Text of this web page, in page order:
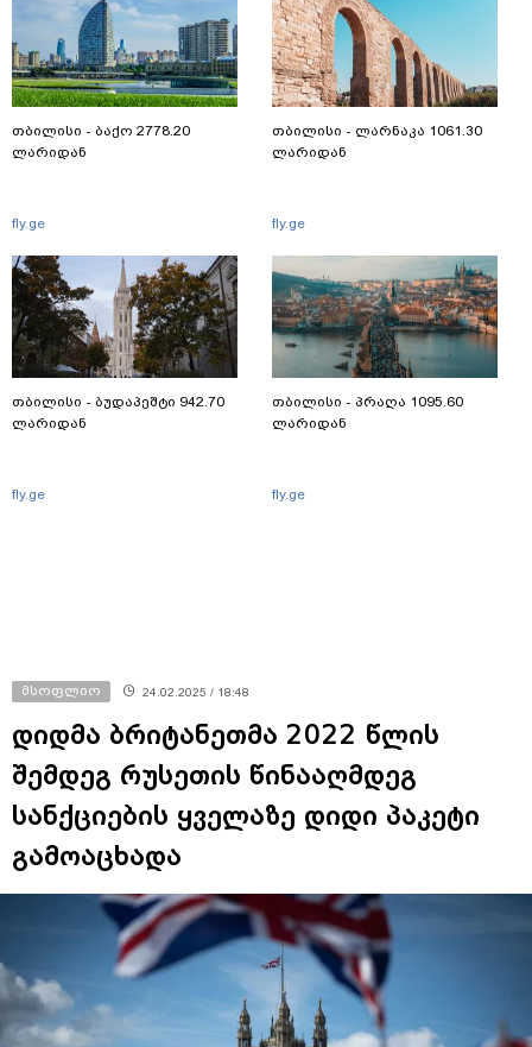
თბილისი - ბაქო 2778.20
ლარიდან
fly.ge
თბილისი - ბუდაპეშტი 942.70
ლარიდან
fly.ge
თბილისი - ლარნაკა 1061.30
ლარიდან
fly.ge
თბილისი - პრაღა 1095.60
ლარიდან
fly.ge
მსოფლიო 24.02.2025 / 18:48
დიდმა ბრიტანეთმა 2022 წლის
შემდეგ რუსეთის წინააღმდეგ
სანქციების ყველაზე დიდი პაკეტი
გამოაცხადა